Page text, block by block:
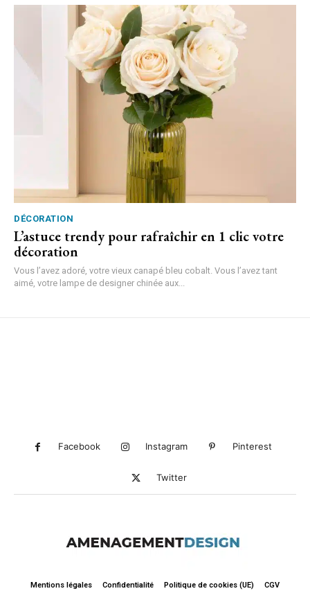
DÉCORATION
L’astuce trendy pour rafraîchir en 1 clic votre
décoration
Vous l’avez adoré, votre vieux canapé bleu cobalt. Vous l’avez tant
aimé, votre lampe de designer chinée aux...
Facebook Instagram Pinterest
Twitter
Mentions légales Confidentialité Politique de cookies (UE) CGV